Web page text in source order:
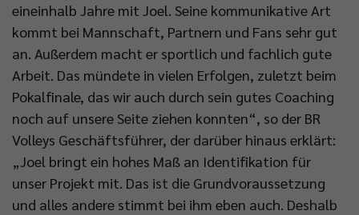
eineinhalb Jahre mit Joel. Seine kommunikative Art
kommt bei Mannschaft, Partnern und Fans sehr gut
an. Außerdem macht er sportlich und fachlich gute
Arbeit. Das mündete in vielen Erfolgen, zuletzt beim
Pokalfinale, das wir auch durch sein gutes Coaching
noch auf unsere Seite ziehen konnten“, so der BR
Volleys Geschäftsführer, der darüber hinaus erklärt:
„Joel bringt ein hohes Maß an Identifikation für
unser Projekt mit. Das ist die Grundvoraussetzung
und alles andere stimmt bei ihm eben auch. Deshalb